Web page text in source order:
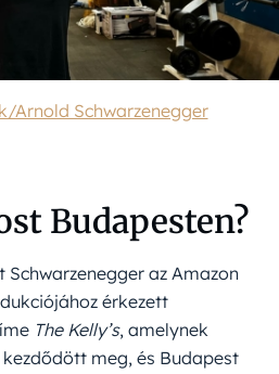
Arnold Schwarzenegger
Budapesten?
az Amazon
érkezett
The Kelly’s, amelynek
meg, és Budapest